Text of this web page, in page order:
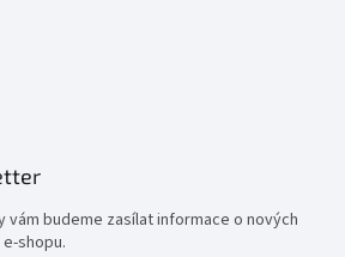
vám budeme zasílat informace o nových
shopu.